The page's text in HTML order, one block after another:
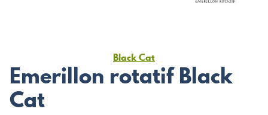
Black Cat
Emerillon rotatif Black
Cat